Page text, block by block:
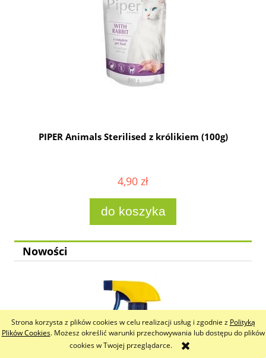
Strona korzysta z plików cookies w celu realizacji usług i zgodnie z Polityką
Plików Cookies. Możesz określić warunki przechowywania lub dostępu do plików
cookies w Twojej przeglądarce.
PIPER Animals Sterilised z królikiem (100g)
4,90 zł
do koszyka
Nowości